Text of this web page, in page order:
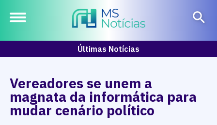
Últimas Notícias
Vereadores se unem a
magnata da informática para
mudar cenário político